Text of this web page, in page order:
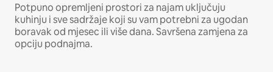
Potpuno opremljeni prostori za najam uključuju
kuhinju i sve sadržaje koji su vam potrebni za ugodan
boravak od mjesec ili više dana. Savršena zamjena za
opciju podnajma.